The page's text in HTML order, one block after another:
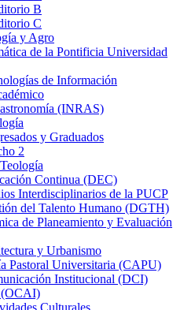
B
C
y Agro
de la Pontificia Universidad
de Información
(INRAS)
y Graduados
2
Continua (DEC)
Interdisciplinarios de la PUCP
del Talento Humano (DGTH)
de Planeamiento y Evaluación
y Urbanismo
Pastoral Universitaria (CAPU)
Institucional (DCI)
(OCAI)
Culturales